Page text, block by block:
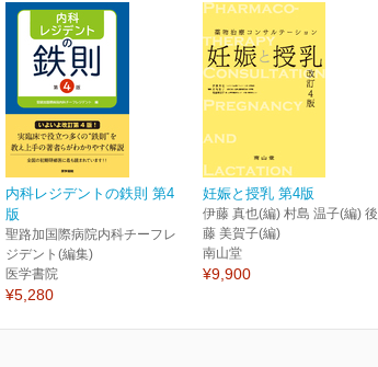
内科レジデントの鉄則 第4
版
聖路加国際病院内科チーフレ
ジデント(編集)
医学書院
¥5,280
妊娠と授乳 第4版
伊藤 真也(編) 村島 温子(編) 後
藤 美賀子(編)
南山堂
¥9,900